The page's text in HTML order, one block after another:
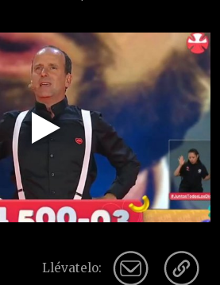
Video
Llévatelo: